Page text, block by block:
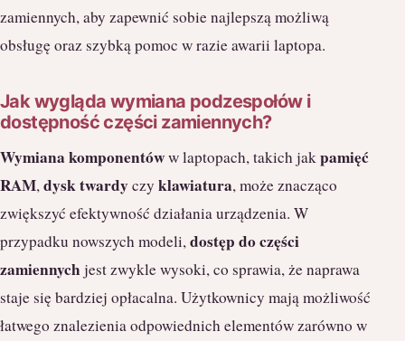
zamiennych, aby zapewnić sobie najlepszą możliwą
obsługę oraz szybką pomoc w razie awarii laptopa.
Jak wygląda wymiana podzespołów i
dostępność części zamiennych?
Wymiana komponentóww laptopach, takich jakpamięć
RAM,dysk twardyczy klawiatura, może znacząco
zwiększyć efektywność działania urządzenia. W
przypadku nowszych modeli,dostęp do części
zamiennych jest zwykle wysoki, co sprawia, że naprawa
staje się bardziej opłacalna. Użytkownicy mają możliwość
łatwego znalezienia odpowiednich elementów zarówno w